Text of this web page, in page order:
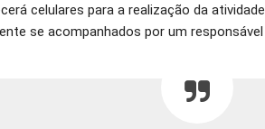
celulares para a realização da
se acompanhados por um responsável